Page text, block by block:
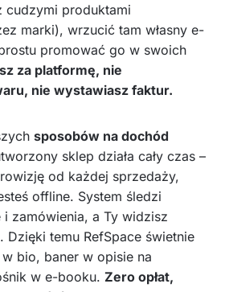
produktami
marki), wrzucić tam własny e-
promować go w swoich
za platformę, nie
nie wystawiasz faktur.
sposobów na dochód
sklep działa cały czas –
od każdej sprzedaży,
offline. System śledzi
zamówienia, a Ty widzisz
Dzięki temu RefSpace świetnie
bio, baner w opisie na
w e-booku. Zero opłat,